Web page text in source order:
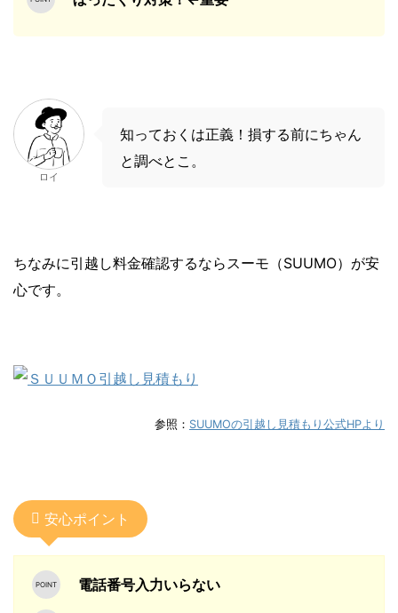
ロイ
知っておくは正義！損する前にちゃん
と調べとこ。
ちなみに引越し料金確認するならスーモ（SUUMO）が安
心です。
参照： SUUMOの引越し見積もり公式HPより
安心ポイント
電話番号入力いらない